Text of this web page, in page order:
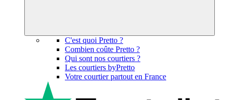
C'est quoi Pretto ?
Combien coûte Pretto ?
Qui sont nos courtiers ?
Les courtiers byPretto
Votre courtier partout en France